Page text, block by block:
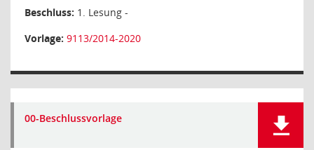
Beschluss: 1. Lesung -
Vorlage: 9113/2014-2020
00-Beschlussvorlage